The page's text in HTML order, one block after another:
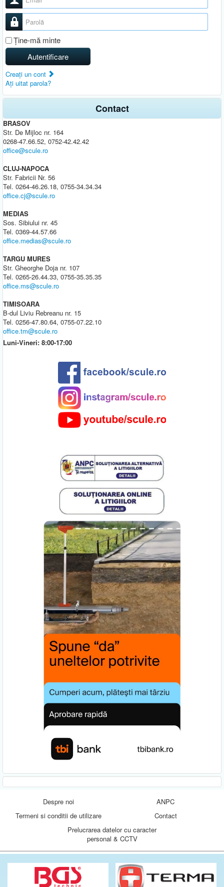
Parolă
Ţine-mă minte
Autentificare
Creaţi un cont
Aţi uitat parola?
Contact
BRASOV
Str. De Mijloc nr. 164
0268-47.66.52, 0752-42.42.42
office@scule.ro
CLUJ-NAPOCA
Str. Fabricii Nr. 56
Tel. 0264-46.26.18, 0755-34.34.34
office.cj@scule.ro
MEDIAS
Sos. Sibiului nr. 45
Tel. 0369-44.57.66
office.medias@scule.ro
TARGU MURES
Str. Gheorghe Doja nr. 107
Tel. 0265-26.44.33, 0755-35.35.35
office.ms@scule.ro
TIMISOARA
B-dul Liviu Rebreanu nr. 15
Tel. 0256-47.80.64, 0755-07.22.10
office.tm@scule.ro
Luni-Vineri: 8:00-17:00
Despre noi
ANPC
Termeni si conditii de utilizare
Contact
Prelucrarea datelor cu caracter
personal & CCTV